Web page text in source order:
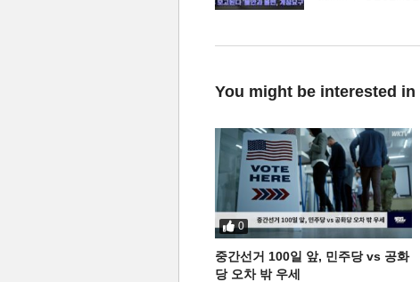
You might be interested in
0
중간선거 100일 앞, 민주당 vs 공화
당 오차 밖 우세